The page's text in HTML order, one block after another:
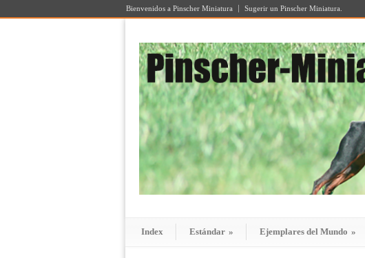
Bienvenidos a Pinscher Miniatura Sugerir un Pinscher Miniatura.
Index Estándar » Ejemplares del Mundo »